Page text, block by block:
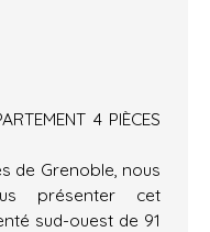
4 PIÈCES
de Grenoble, nous
présenter cet
sud-ouest de 91